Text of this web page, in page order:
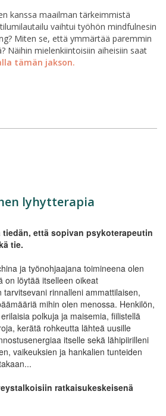
kanssa maailman tärkeimmistä
vaihtui työhön mindfulnesin
Miten se, että ymmärtää paremmin
Näihin mielenkiintoisiin aiheisiin saat
tämän jakson.
lyhytterapia
tiedän, että sopivan psykoterapeutin
tie.
ja työnohjaajana toimineena olen
on löytää itselleen oikeat
rinnalleni ammattilaisen,
mihin olen menossa. Henkilön,
polkuja ja maisemia, fiilistellä
kerätä rohkeutta lähteä uusille
itselle sekä lähipiirilleni
vaikeuksien ja hankalien tunteiden
ratkaisukeskeisenä